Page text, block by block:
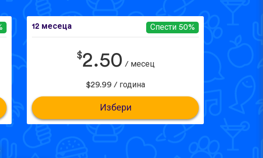
12 месеца Спести 50%
$2.50 / месец
$29.99 / година
Избери